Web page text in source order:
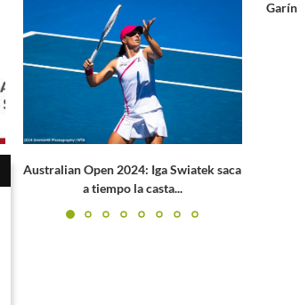
Garín le da vida al cuadro principal de
Sao Paulo